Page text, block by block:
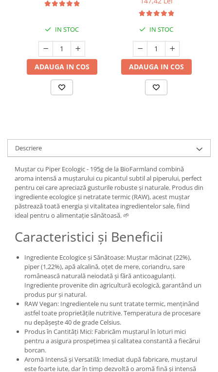
IN STOC
ADAUGA IN COS
IN STOC
ADAUGA IN COS
Descriere
Muștar cu Piper Ecologic - 195g de la BioFarmland combină
aroma intensă a muștarului cu picantul subtil al piperului, perfect
pentru cei care apreciază gusturile robuste și naturale. Produs din
ingrediente ecologice și netratate termic (RAW), acest muștar
păstrează toată energia și vitalitatea ingredientelor sale, fiind
ideal pentru o alimentație sănătoasă. 🌱
Caracteristici și Beneficii
Ingrediente Ecologice și Sănătoase: Muștar măcinat (22%),
piper (1,22%), apă alcalină, oțet de mere, coriandru, sare
românească naturală neiodată și fără anticoagulanți.
Ingrediente provenite din agricultură ecologică, garantând un
produs pur și natural.
RAW Vegan: Ingredientele nu sunt tratate termic, menținând
astfel toate proprietățile nutritive. Temperatura de procesare
nu depășește 40 de grade Celsius.
Produs în Cantități Mici: Fabricăm muștarul în loturi mici
pentru a asigura prospețimea și calitatea constantă a fiecărui
borcan.
Aromă Intensă și Versatilă: Imediat după fabricare, muștarul
este foarte iute, dar în timp dezvoltă o aromă fină și intensă